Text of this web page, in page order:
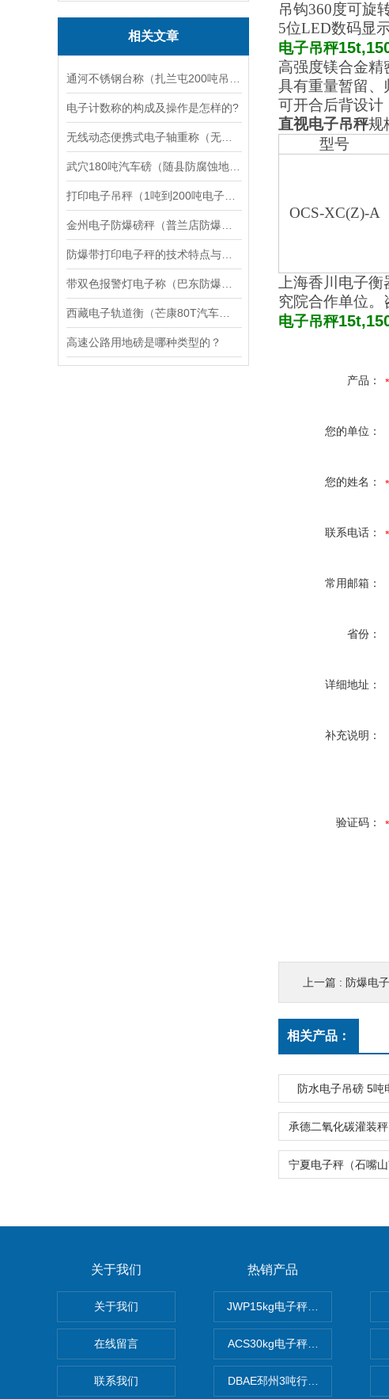
相关文章
电子计数称的构成及操作是怎样的?
高速公路用地磅是哪种类型的？
吊钩360度可旋
5位LED数码显
电子吊秤
高强度镁合金精
具有重量暂留、
可开合后背设计
直视电子吊秤规
型号
OCS-XC(Z)-A
上海香川电子
究院合作单位。
电子吊秤
产品：
您的单位：
您的姓名：
联系电话：
常用邮箱：
省份：
详细地址：
补充说明：
验证码：
上一篇 : 防爆电子
相关产品：
防水电子吊磅 5吨
关于我们
关于我们
在线留言
联系我们
热销产品
JWP15kg电子秤价格,15公斤电
ACS30kg电子秤价格,30公斤电
DBAE邳州3吨行车电子吊秤、